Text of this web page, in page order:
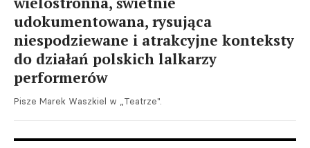
udokumentowana, rysująca
niespodziewane i atrakcyjne konteksty
do działań polskich lalkarzy
performerów
Pisze Marek Waszkiel w „Teatrze".